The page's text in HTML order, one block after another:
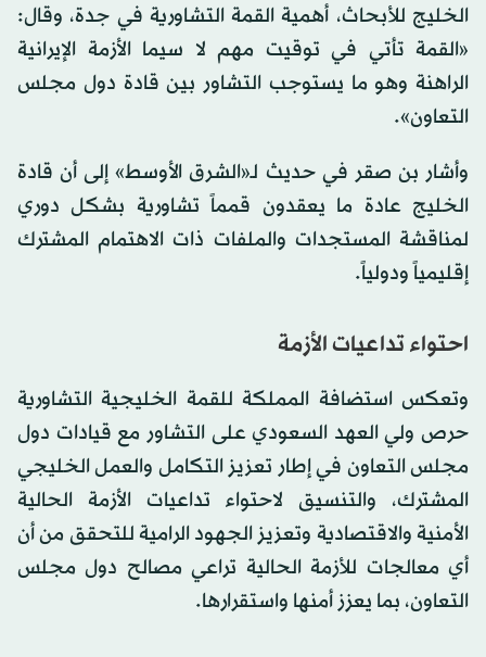
الخليج للأبحاث، أهمية القمة التشاورية في جدة، وقال:
«القمة تأتي في توقيت مهم لا سيما الأزمة الإيرانية
الراهنة وهو ما يستوجب التشاور بين قادة دول مجلس
التعاون».
وأشار بن صقر في حديث لـ«الشرق الأوسط» إلى أن قادة
الخليج عادة ما يعقدون قمماً تشاورية بشكل دوري
لمناقشة المستجدات والملفات ذات الاهتمام المشترك
إقليمياً ودولياً.
احتواء تداعيات الأزمة
وتعكس استضافة المملكة للقمة الخليجية التشاورية
حرص ولي العهد السعودي على التشاور مع قيادات دول
مجلس التعاون في إطار تعزيز التكامل والعمل الخليجي
المشترك، والتنسيق لاحتواء تداعيات الأزمة الحالية
الأمنية والاقتصادية وتعزيز الجهود الرامية للتحقق من أن
أي معالجات للأزمة الحالية تراعي مصالح دول مجلس
التعاون، بما يعزز أمنها واستقرارها.